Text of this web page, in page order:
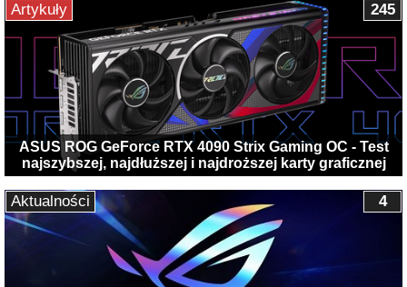
ASUS ROG GeForce RTX 4090 Strix Gaming OC - Test
najszybszej, najdłuższej i najdroższej karty graficznej
245
Artykuły
4
Aktualności